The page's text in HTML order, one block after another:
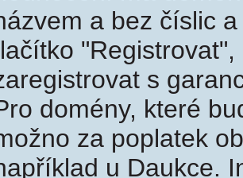
a bez číslic
s
domény, které
za poplatek
u Daukce.